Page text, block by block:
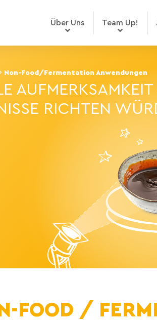
Über Uns Team Up!
Non-Food/Fermentation Anwendungen
RICHTEN
FOOD /